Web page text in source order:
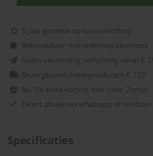
5 jaar garantie op tuinverlichting
Betrouwbaar met webshop keurmerk
Gratis verzending verlichting vanaf €
Bezorgkosten betonproducten € 110
Nu 5% extra korting met code: Zomer
Direct advies via whatsapp of telefoon
Specificaties